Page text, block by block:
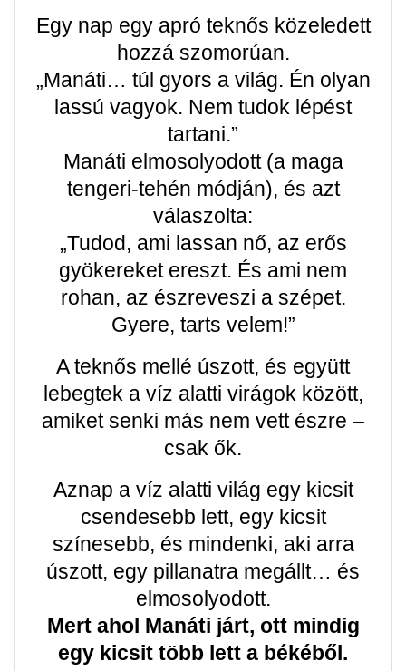
Egy nap egy apró teknős közeledett
hozzá szomorúan.
„Manáti… túl gyors a világ. Én olyan
lassú vagyok. Nem tudok lépést
tartani.”
Manáti elmosolyodott (a maga
tengeri-tehén módján), és azt
válaszolta:
„Tudod, ami lassan nő, az erős
gyökereket ereszt. És ami nem
rohan, az észreveszi a szépet.
Gyere, tarts velem!”
A teknős mellé úszott, és együtt
lebegtek a víz alatti virágok között,
amiket senki más nem vett észre –
csak ők.
Aznap a víz alatti világ egy kicsit
csendesebb lett, egy kicsit
színesebb, és mindenki, aki arra
úszott, egy pillanatra megállt… és
elmosolyodott.
Mert ahol Manáti járt, ott mindig
egy kicsit több lett a békéből.